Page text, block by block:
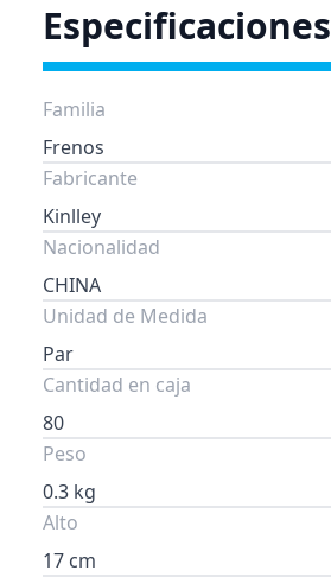
Especificaciones
Familia
Frenos
Fabricante
Kinlley
Nacionalidad
CHINA
Unidad de Medida
Par
Cantidad en caja
80
Peso
0.3 kg
Alto
17 cm